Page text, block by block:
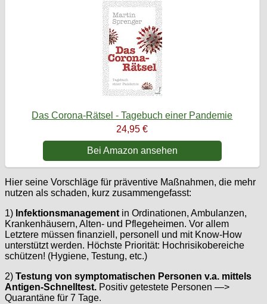
Das Corona-Rätsel - Tagebuch einer Pandemie
24,95 €
Bei Amazon ansehen
Hier seine Vorschläge für präventive Maßnahmen, die mehr
nutzen als schaden, kurz zusammengefasst:
1) Infektionsmanagement in Ordinationen, Ambulanzen,
Krankenhäusern, Alten- und Pflegeheimen. Vor allem
Letztere müssen finanziell, personell und mit Know-How
unterstützt werden. Höchste Priorität: Hochrisikobereiche
schützen! (Hygiene, Testung, etc.)
2) Testung von symptomatischen Personen v.a. mittels
Antigen-Schnelltest. Positiv getestete Personen —>
Quarantäne für 7 Tage.